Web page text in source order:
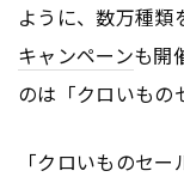
ように、数万種類
キャンペーンも開
のは「クロいもの
「クロいものセ